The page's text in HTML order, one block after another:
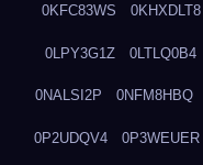
0KFC83WS 0KHXDLT8
0LPY3G1Z 0LTLQ0B4
0NALSI2P 0NFM8HBQ
0P2UDQV4 0P3WEUER